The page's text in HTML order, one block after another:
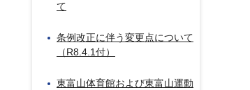
て
条例改正に伴う変更点について
（R8.4.1付）
東富山体育館および東富山運動